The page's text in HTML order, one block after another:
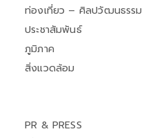
ท่องเที่ยว – ศิลปวัฒนธรรม
ประชาสัมพันธ์
ภูมิภาค
สิ่งแวดล้อม
PR & PRESS